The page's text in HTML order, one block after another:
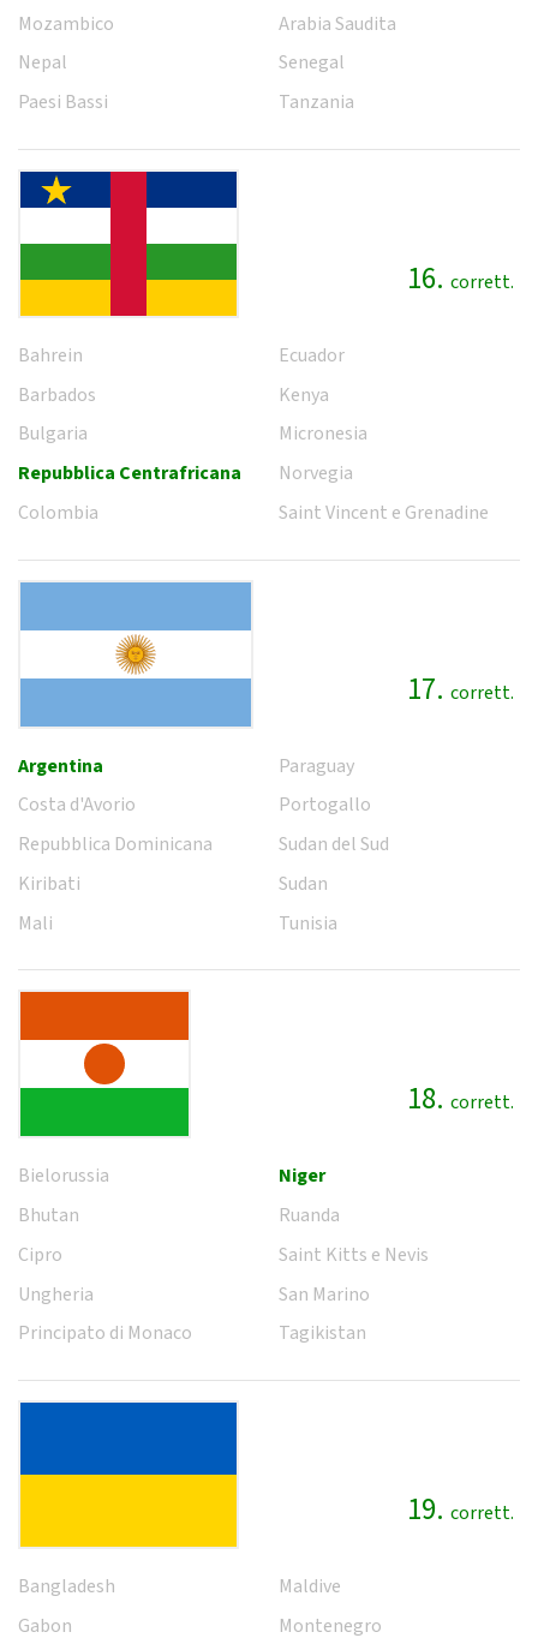
Mozambico
Nepal
Paesi Bassi
Arabia Saudita
Senegal
Tanzania
16. corrett.
Bahrein
Barbados
Bulgaria
Repubblica Centrafricana
Colombia
Ecuador
Kenya
Micronesia
Norvegia
Saint Vincent e Grenadine
17. corrett.
Argentina
Costa d'Avorio
Repubblica Dominicana
Kiribati
Mali
Paraguay
Portogallo
Sudan del Sud
Sudan
Tunisia
18. corrett.
Bielorussia
Bhutan
Cipro
Ungheria
Principato di Monaco
Niger
Ruanda
Saint Kitts e Nevis
San Marino
Tagikistan
19. corrett.
Bangladesh
Gabon
Maldive
Montenegro